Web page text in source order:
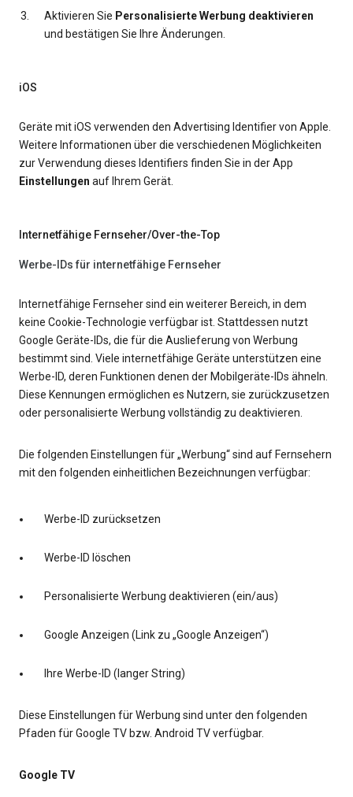
Aktivieren Sie Personalisierte Werbung deaktivieren
und bestätigen Sie Ihre Änderungen.
iOS
Geräte mit iOS verwenden den Advertising Identifier von Apple.
Weitere Informationen über die verschiedenen Möglichkeiten
zur Verwendung dieses Identifiers finden Sie in der App
Einstellungen auf Ihrem Gerät.
Internetfähige Fernseher/Over-the-Top
Werbe-IDs für internetfähige Fernseher
Internetfähige Fernseher sind ein weiterer Bereich, in dem
keine Cookie-Technologie verfügbar ist. Stattdessen nutzt
Google Geräte-IDs, die für die Auslieferung von Werbung
bestimmt sind. Viele internetfähige Geräte unterstützen eine
Werbe-ID, deren Funktionen denen der Mobilgeräte-IDs ähneln.
Diese Kennungen ermöglichen es Nutzern, sie zurückzusetzen
oder personalisierte Werbung vollständig zu deaktivieren.
Die folgenden Einstellungen für „Werbung“ sind auf Fernsehern
mit den folgenden einheitlichen Bezeichnungen verfügbar:
Werbe-ID zurücksetzen
Werbe-ID löschen
Personalisierte Werbung deaktivieren (ein/aus)
Google Anzeigen (Link zu „Google Anzeigen“)
Ihre Werbe-ID (langer String)
Diese Einstellungen für Werbung sind unter den folgenden
Pfaden für Google TV bzw. Android TV verfügbar.
Google TV